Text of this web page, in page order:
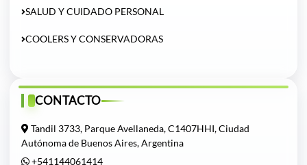
SALUD Y CUIDADO PERSONAL
COOLERS Y CONSERVADORAS
CONTACTO
Tandil 3733, Parque Avellaneda, C1407HHI, Ciudad
Autónoma de Buenos Aires, Argentina
+541144061414